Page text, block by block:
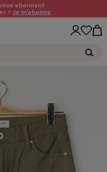
abonnant
> Je m'abonne